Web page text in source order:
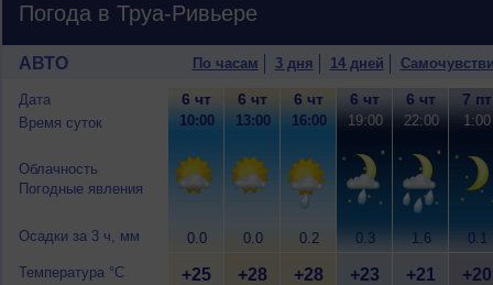
Погода в Труа-Ривьере
АВТО По часам 3 дня 14 дней
Дата
Время суток
Облачность
Погодные явления
Осадки за 3 ч, мм
Температура °C
6 чт
10:00
0.0
+25
6 чт
13:00
0.0
+28
6 чт
16:00
0.2
+28
6 чт
19:00
0.3
+23
6 чт
22:00
1.6
+21
7 пт
1:00
0.1
+20